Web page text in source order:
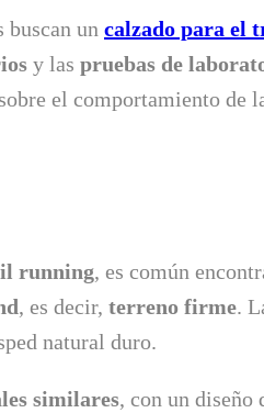
buscan un calzado para el
y las pruebas de
el comportamiento de
running, es común
, es decir, terreno firme.
natural duro.
similares, con un diseño